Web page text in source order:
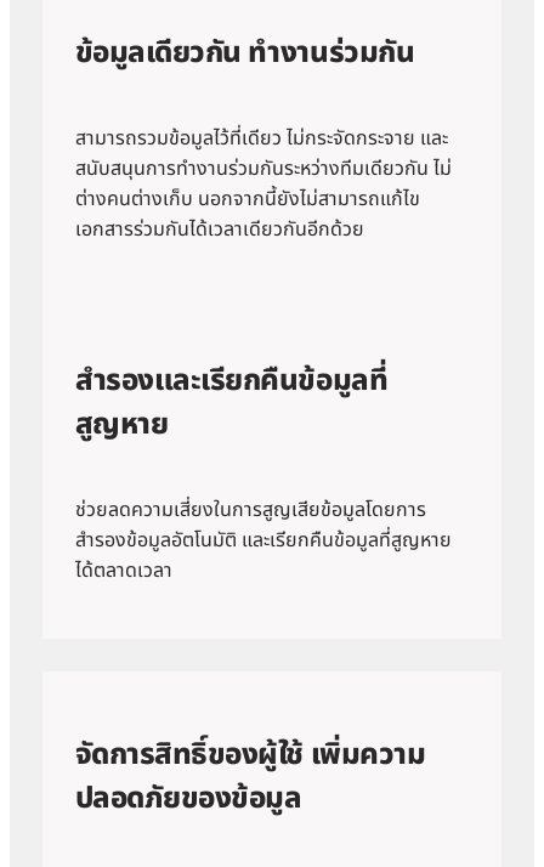
ข้อมูลเดียวกัน ทำงานร่วมกัน
สามารถรวมข้อมูลไว้ที่เดียว ไม่กระจัดกระจาย และ
สนับสนุนการทำงานร่วมกันระหว่างทีมเดียวกัน ไม่
ต่างคนต่างเก็บ นอกจากนี้ยังไม่สามารถแก้ไข
เอกสารร่วมกันได้เวลาเดียวกันอีกด้วย
สำรองและเรียกคืนข้อมูลที่
สูญหาย
ช่วยลดความเสี่ยงในการสูญเสียข้อมูลโดยการ
สำรองข้อมูลอัตโนมัติ และเรียกคืนข้อมูลที่สูญหาย
ได้ตลาดเวลา
จัดการสิทธิ์ของผู้ใช้ เพิ่มความ
ปลอดภัยของข้อมูล